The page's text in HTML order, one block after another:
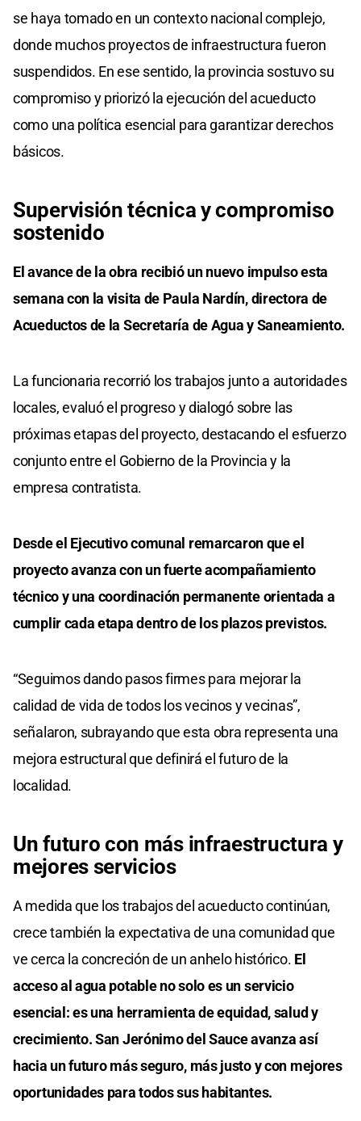
se haya tomado en un contexto nacional complejo,
donde muchos proyectos de infraestructura fueron
suspendidos. En ese sentido, la provincia sostuvo su
compromiso y priorizó la ejecución del acueducto
como una política esencial para garantizar derechos
básicos.
Supervisión técnica y compromiso
sostenido
El avance de la obra recibió un nuevo impulso esta
semana con la visita de Paula Nardín, directora de
Acueductos de la Secretaría de Agua y Saneamiento.
La funcionaria recorrió los trabajos junto a autoridades
locales, evaluó el progreso y dialogó sobre las
próximas etapas del proyecto, destacando el esfuerzo
conjunto entre el Gobierno de la Provincia y la
empresa contratista.
Desde el Ejecutivo comunal remarcaron que el
proyecto avanza con un fuerte acompañamiento
técnico y una coordinación permanente orientada a
cumplir cada etapa dentro de los plazos previstos.
“Seguimos dando pasos firmes para mejorar la
calidad de vida de todos los vecinos y vecinas”,
señalaron, subrayando que esta obra representa una
mejora estructural que definirá el futuro de la
localidad.
Un futuro con más infraestructura y
mejores servicios
A medida que los trabajos del acueducto continúan,
crece también la expectativa de una comunidad que
ve cerca la concreción de un anhelo histórico. El
acceso al agua potable no solo es un servicio
esencial: es una herramienta de equidad, salud y
crecimiento. San Jerónimo del Sauce avanza así
hacia un futuro más seguro, más justo y con mejores
oportunidades para todos sus habitantes.